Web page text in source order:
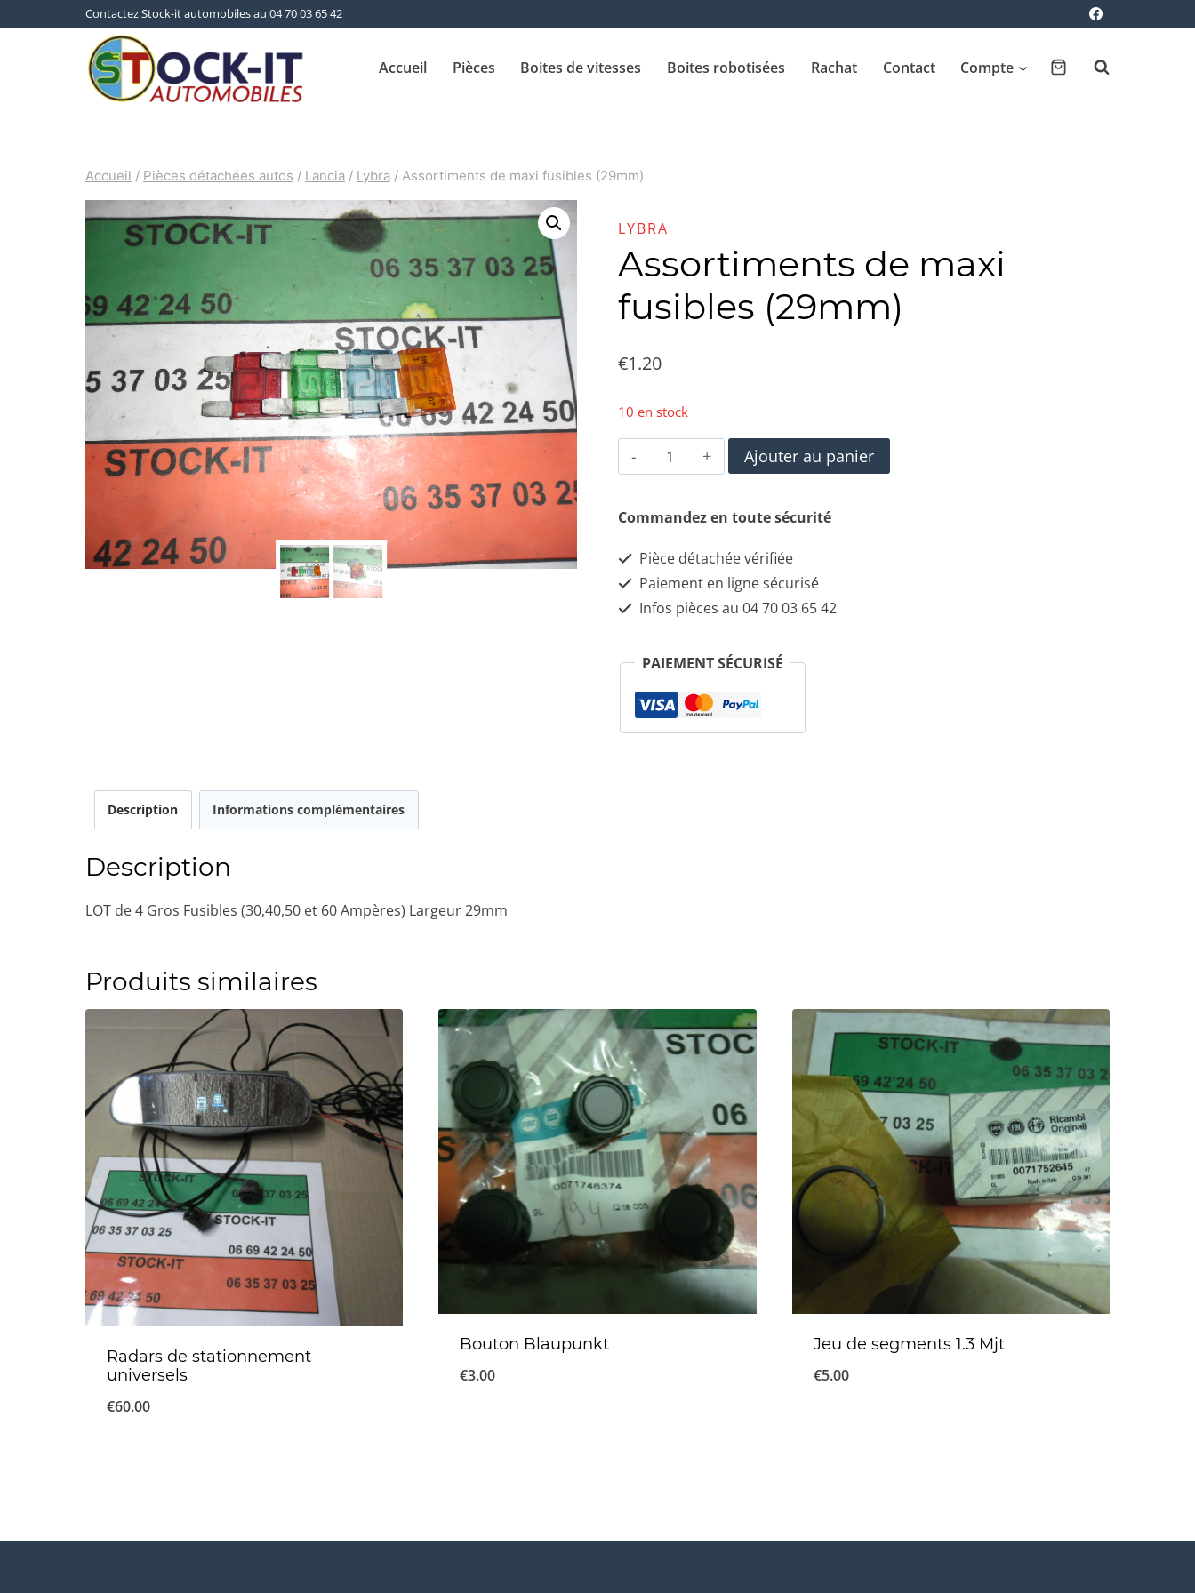
Contactez Stock-it automobiles au 04 70 03 65 42
Accueil Pièces Boites de vitesses Boites robotisées Rachat Contact Compte
Accueil / Pièces détachées autos / Lancia / Lybra / Assortiments de maxi fusibles (29mm)
LYBRA
Assortiments de maxi
fusibles (29mm)
€1.20
10 en stock
quantité
de
Assortiments
maxi
fusibles
(29mm)
Ajouter au panier
Commandez en toute sécurité
Pièce détachée vérifiée
Paiement en ligne sécurisé
Infos pièces au 04 70 03 65 42
PAIEMENT SÉCURISÉ
Description Informations complémentaires
Description
LOT de 4 Gros Fusibles (30,40,50 et 60 Ampères) Largeur 29mm
Produits similaires
Radars de stationnement
universels
€60.00
Bouton Blaupunkt
€3.00
Jeu de segments 1.3 Mjt
€5.00